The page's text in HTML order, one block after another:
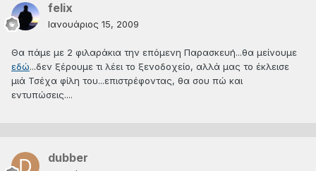
felix
Ιανουάριος 15, 2009
Θα πάμε με 2 φιλαράκια την επόμενη Παρασκευή...θα μείνουμε
εδώ...δεν ξέρουμε τι λέει το ξενοδοχείο, αλλά μας το έκλεισε
μιά Τσέχα φίλη του...επιστρέφοντας, θα σου πώ και
εντυπώσεις....
dubber